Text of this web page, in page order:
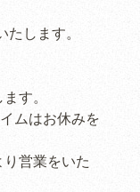
します。
す。
ムはお休みを
営業をいた